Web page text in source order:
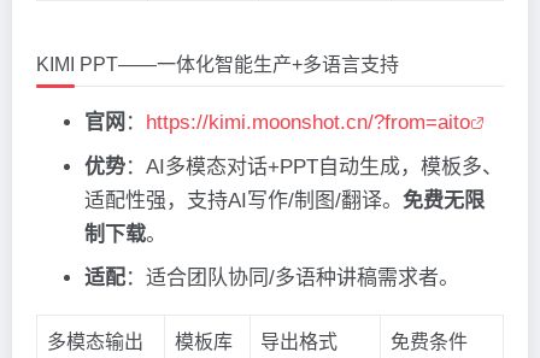
KIMI PPT——一体化智能生产+多语言支持
官网 ： https://kimi.moonshot.cn/?from=aito
优势：AI多模态对话+PPT自动生成，模板多、
适配性强，支持AI写作/制图/翻译。 免费无限
制下载。
适配：适合团队协同/多语种讲稿需求者。
多模态输出 模板库 导出格式 免费条件